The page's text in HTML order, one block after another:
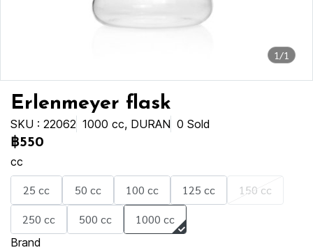
1/1
Erlenmeyer flask
SKU : 22062 1000 cc, DURAN 0 Sold
฿550
cc
25 cc 50 cc 100 cc 125 cc
150 cc
250 cc
500 cc 1000 cc
Brand